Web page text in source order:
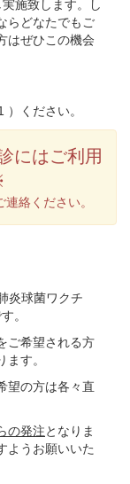
施致します。し
らどなたでもご
はぜひこの機会
ください。
にはご利用
絡ください。
炎球菌ワクチ
。
ご希望される方
す。
望の方は各々直
の発注となりま
ようお願いいた